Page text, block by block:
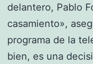
delantero, Pablo
casamiento»,
programa de la
bien, es una